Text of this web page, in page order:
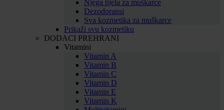
Njega tijela za muškarce
Dezodoransi
Sva kozmetika za muškarce
Prikaži svu kozmetiku
DODACI PREHRANI
Vitamini
Vitamin A
Vitamin B
Vitamin C
Vitamin D
Vitamin E
Vitamin K